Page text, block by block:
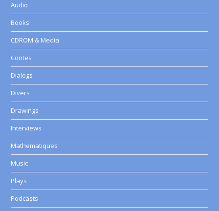
Audio
Books
CDROM & Media
Contes
Dialogs
Divers
Drawings
Interviews
Mathematiques
Music
Plays
Podcasts